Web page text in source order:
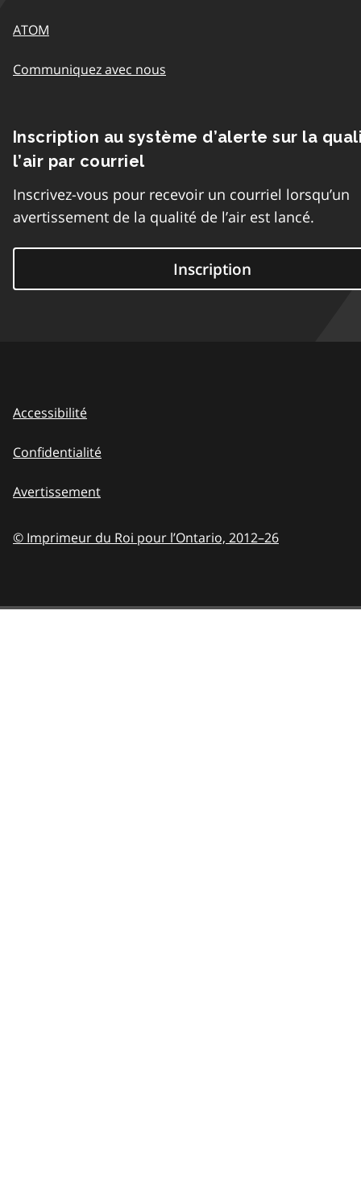
ATOM
Communiquez avec nous
Inscription au système d’alerte sur la
l’air par courriel
Inscrivez-vous pour recevoir un courriel lorsqu’un
avertissement de la qualité de l’air est lancé.
Inscription
Accessibilité
Confidentialité
Avertissement
© Imprimeur du Roi pour l’Ontario, 2012–26